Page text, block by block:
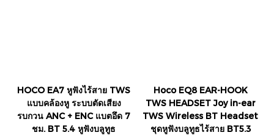
HOCO EA7 หูฟังไร้สาย TWS
แบบคล้องหู ระบบตัดเสียง
รบกวน ANC + ENC แบตอึด 7
ชม. BT 5.4 หูฟังบลูทูธ
Hoco EQ8 EAR-HOOK
TWS HEADSET Joy in-ear
TWS Wireless BT Headset
ชุดหูฟังบลูทูธไร้สาย BT5.3